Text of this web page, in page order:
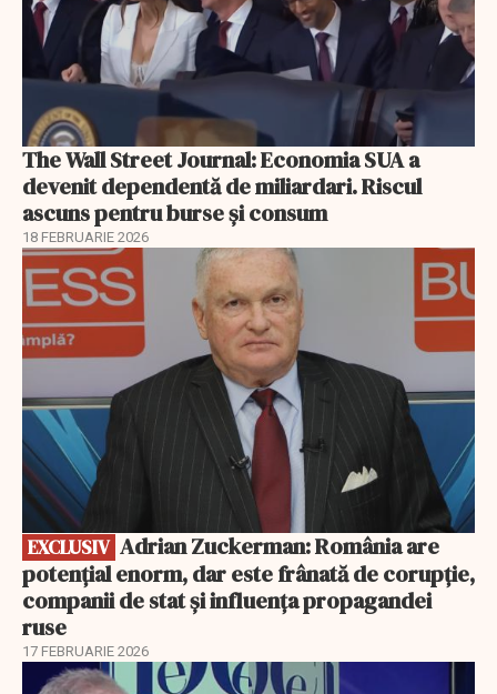
The Wall Street Journal: Economia SUA a
devenit dependentă de miliardari. Riscul
ascuns pentru burse și consum
18 FEBRUARIE 2026
EXCLUSIV
EXCLUSIV
potențial enorm, dar este frânată de corupție,
companii de stat și influența propagandei
ruse
17 FEBRUARIE 2026
EXCLUSIV